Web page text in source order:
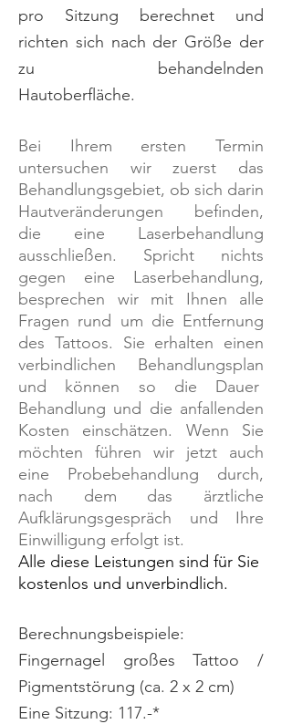
pro Sitzung berechnet und
richten sich nach der Größe der
zu behandelnden
Hautoberfläche.
Bei Ihrem ersten Termin
untersuchen wir zuerst das
Behandlungsgebiet, ob sich darin
Hautveränderungen befinden,
die eine Laserbehandlung
ausschließen. Spricht nichts
gegen eine Laserbehandlung,
besprechen wir mit Ihnen alle
Fragen rund um die Entfernung
des Tattoos. Sie erhalten einen
verbindlichen Behandlungsplan
und können so die Dauer
Behandlung und die anfallenden
Kosten einschätzen. Wenn Sie
möchten führen wir jetzt auch
eine Probebehandlung durch,
nach dem das ärztliche
Aufklärungsgespräch und Ihre
Einwilligung erfolgt ist.
Alle diese Leistungen sind für Sie
kostenlos und unverbindlich.
Berechnungsbeispiele:
Fingernagel großes Tattoo /
Pigmentstörung (ca. 2 x 2 cm)
Eine Sitzung: 117.-*